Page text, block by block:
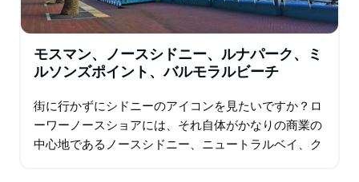
モスマン、ノースシドニー、ルナパーク、ミ
ルソンズポイント、バルモラルビーチ
街に行かずにシドニーのアイコンを見たいですか？ロ
ーワーノースショアには、それ自体がかなりの商業の
中心地であるノースシドニー、ニュートラルベイ、ク